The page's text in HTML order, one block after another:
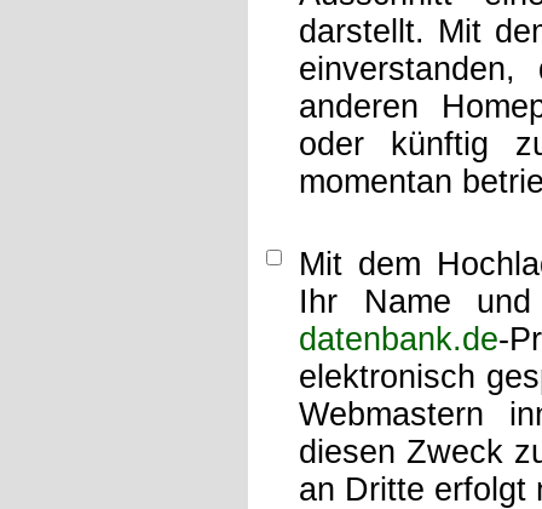
darstellt. Mit
anderen
oder künftig
momentan
Mit dem
Ihr Name
datenbank.de-
elektronisch
Webmastern
diesen Zweck
an Dritte erfolgt